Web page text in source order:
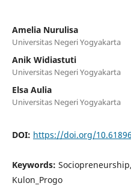
Amelia Nurulisa
Universitas Negeri Yogyakarta
Anik Widiastuti
Universitas Negeri Yogyakarta
Elsa Aulia
Universitas Negeri Yogyakarta
DOI: https://doi.org/
Keywords:
Kulon_Progo